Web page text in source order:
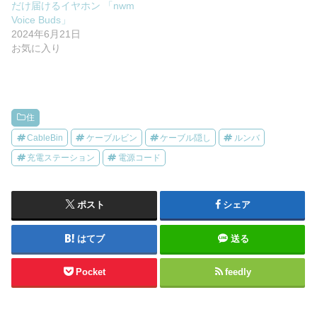
だけ届けるイヤホン 「nwm
Voice Buds」
2024年6月21日
お気に入り
住
CableBin ケーブルビン ケーブル隠し ルンバ
充電ステーション 電源コード
ポスト シェア
はてブ 送る
Pocket feedly